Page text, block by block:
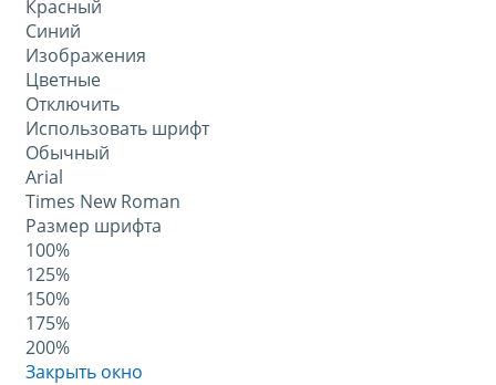
Красный
Синий
Изображения
Цветные
Отключить
Использовать шрифт
Обычный
Arial
Times New Roman
Размер шрифта
100%
125%
150%
175%
200%
Закрыть окно